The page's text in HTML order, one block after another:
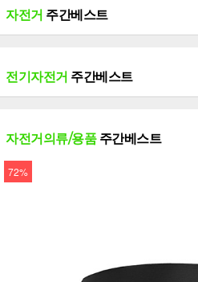
자전거 주간베스트
전기자전거 주간베스트
자전거의류/용품주간베스트
72%